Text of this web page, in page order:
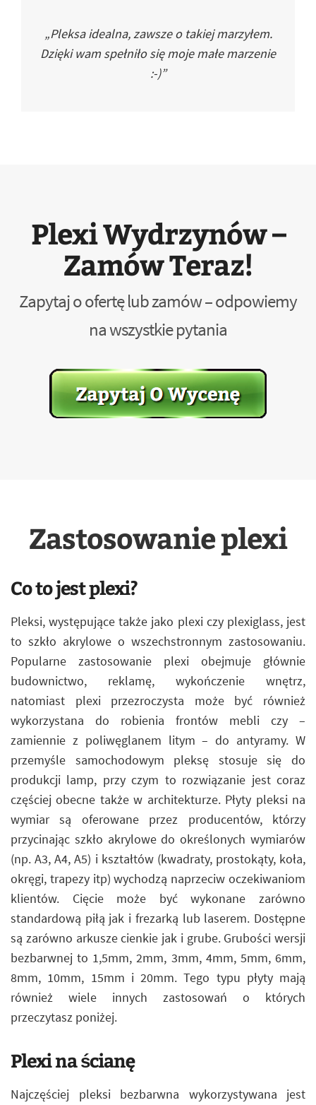
„Pleksa idealna, zawsze o takiej marzyłem.
Dzięki wam spełniło się moje małe marzenie
:-)”
Plexi Wydrzynów –
Zamów Teraz!
Zapytaj o ofertę lub zamów – odpowiemy
na wszystkie pytania
Zastosowanie plexi
Co to jest plexi?
Pleksi, występujące także jako plexi czy plexiglass, jest
to szkło akrylowe o wszechstronnym zastosowaniu.
Popularne zastosowanie plexi obejmuje głównie
budownictwo, reklamę, wykończenie wnętrz,
natomiast plexi przezroczysta może być również
wykorzystana do robienia frontów mebli czy –
zamiennie z poliwęglanem litym – do antyramy. W
przemyśle samochodowym pleksę stosuje się do
produkcji lamp, przy czym to rozwiązanie jest coraz
częściej obecne także w architekturze. Płyty pleksi na
wymiar są oferowane przez producentów, którzy
przycinając szkło akrylowe do określonych wymiarów
(np. A3, A4, A5) i kształtów (kwadraty, prostokąty, koła,
okręgi, trapezy itp) wychodzą naprzeciw oczekiwaniom
klientów. Cięcie może być wykonane zarówno
standardową piłą jak i frezarką lub laserem. Dostępne
są zarówno arkusze cienkie jak i grube. Grubości wersji
bezbarwnej to 1,5mm, 2mm, 3mm, 4mm, 5mm, 6mm,
8mm, 10mm, 15mm i 20mm. Tego typu płyty mają
również wiele innych zastosowań o których
przeczytasz poniżej.
Plexi na ścianę
Najczęściej pleksi bezbarwna wykorzystywana jest